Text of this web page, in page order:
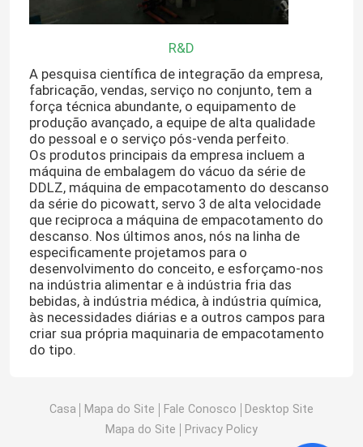
Casa
R&D
A pesquisa científica de integração da empresa,
fabricação, vendas, serviço no conjunto, tem a
força técnica abundante, o equipamento de
produção avançado, a equipe de alta qualidade
do pessoal e o serviço pós-venda perfeito.
Os produtos principais da empresa incluem a
máquina de embalagem do vácuo da série de
DDLZ, máquina de empacotamento do descanso
da série do picowatt, servo 3 de alta velocidade
que reciproca a máquina de empacotamento do
descanso. Nos últimos anos, nós na linha de
especificamente projetamos para o
desenvolvimento do conceito, e esforçamo-nos
na indústria alimentar e à indústria fria das
bebidas, à indústria médica, à indústria química,
às necessidades diárias e a outros campos para
criar sua própria maquinaria de empacotamento
do tipo.
Casa Mapa do Site Fale Conosco
Desktop Site
Mapa do Site
Privacy Policy